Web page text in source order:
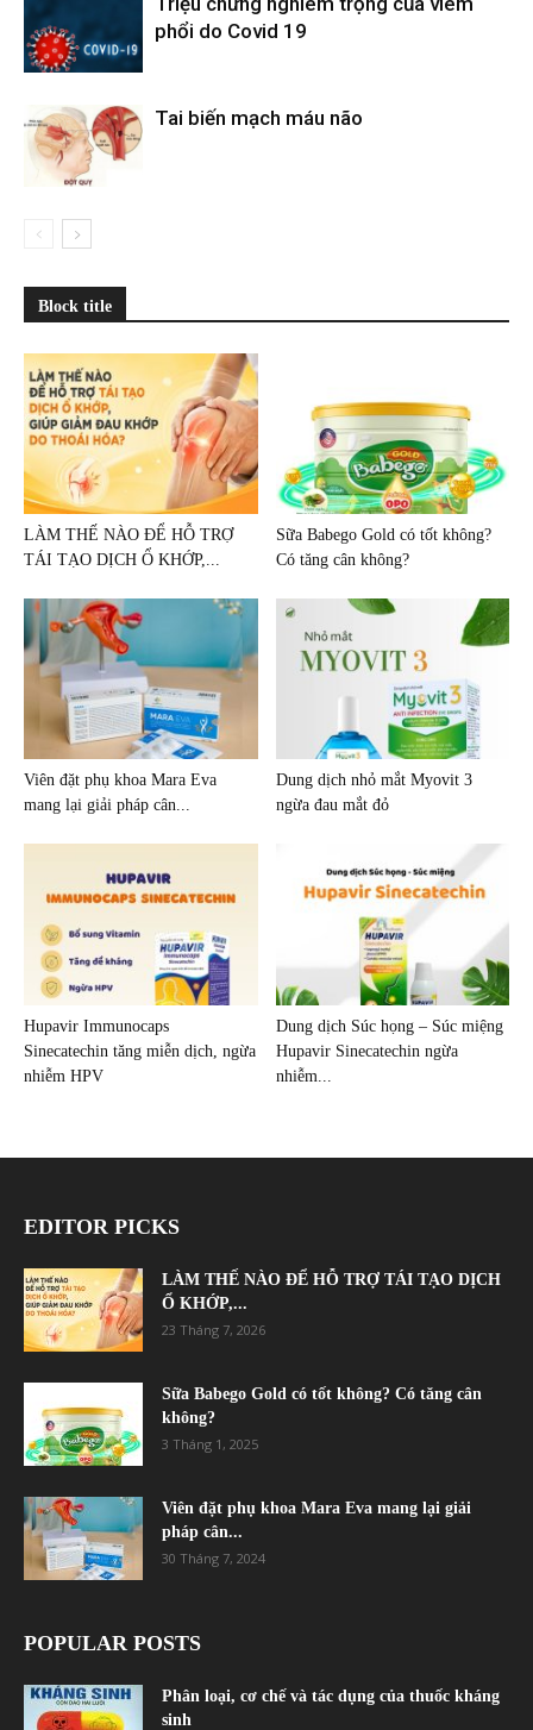
phổi do Covid 19
Tai biến mạch máu não
Block title
LÀM THẾ NÀO ĐỂ HỖ TRỢ
TÁI TẠO DỊCH Ổ KHỚP,...
Sữa Babego Gold có tốt không?
Có tăng cân không?
Viên đặt phụ khoa Mara Eva
mang lại giải pháp cân...
Dung dịch nhỏ mắt Myovit 3
ngừa đau mắt đỏ
Hupavir Immunocaps
Sinecatechin tăng miễn dịch, ngừa
nhiễm HPV
Dung dịch Súc họng – Súc miệng
Hupavir Sinecatechin ngừa
nhiễm...
EDITOR PICKS
LÀM THẾ NÀO ĐỂ HỖ TRỢ TÁI TẠO DỊCH
Ổ KHỚP,...
23 Tháng 7, 2026
Sữa Babego Gold có tốt không? Có tăng cân
không?
3 Tháng 1, 2025
Viên đặt phụ khoa Mara Eva mang lại giải
pháp cân...
30 Tháng 7, 2024
POPULAR POSTS
Phân loại, cơ chế và tác dụng của thuốc kháng
sinh